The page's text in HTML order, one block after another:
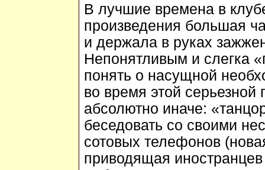
В лучшие времена в
произведения большая
и держала в руках
Непонятливым и слегка
понять о насущной
во время этой
абсолютно иначе:
беседовать со своими
сотовых телефонов
приводящая